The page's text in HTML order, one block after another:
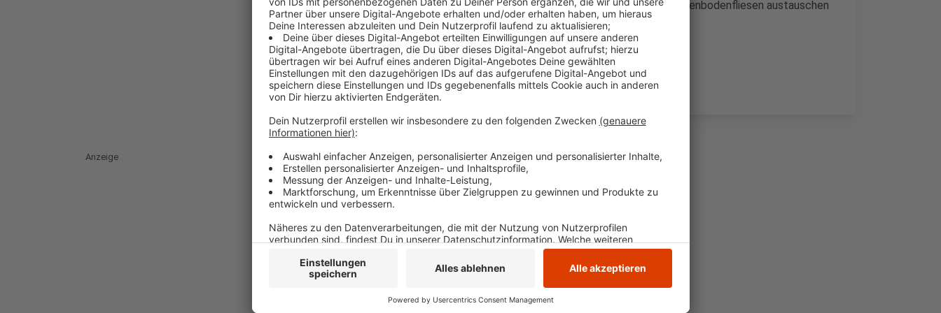
deshalb geschlossen. Unter anderem hat die Stadt defekte Beckenbodenfliesen austauschen
und das Bad grundreinigen lassen.
Anzeige
Anzeige